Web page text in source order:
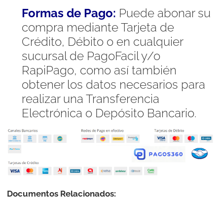
Formas de Pago: Puede abonar su
compra mediante Tarjeta de
Crédito, Débito o en cualquier
sucursal de PagoFacil y/o
RapiPago, como así también
obtener los datos necesarios para
realizar una Transferencia
Electrónica o Depósito Bancario.
Documentos Relacionados: